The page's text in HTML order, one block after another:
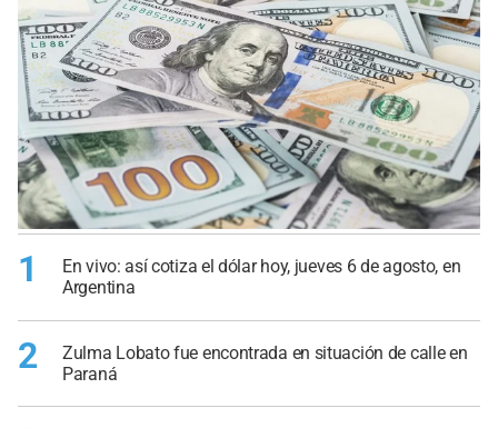
1
En vivo: así cotiza el dólar hoy, jueves 6 de agosto, en
Argentina
2
Zulma Lobato fue encontrada en situación de calle en
Paraná